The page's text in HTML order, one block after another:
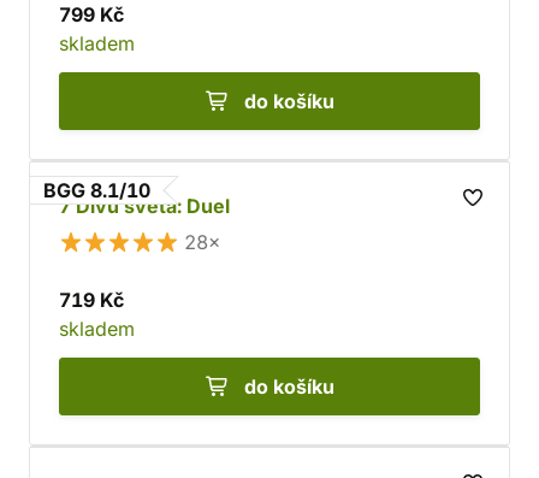
799 Kč
skladem
do košíku
BGG 8.1/10
7 Divů světa: Duel
28×
719 Kč
skladem
do košíku